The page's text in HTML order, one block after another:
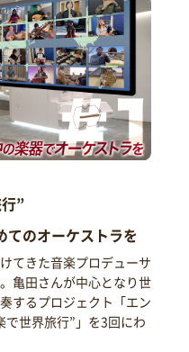
”
てのオーケストラを
てきた音楽プロデューサ
亀田さんが中心となり世
するプロジェクト「エン
世界旅行”」を3回にわ